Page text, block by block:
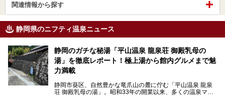
関連情報から探す
静岡県のニフティ温泉ニュース
静岡のガチな秘湯「平山温泉 龍泉荘 御殿乳母の
湯」を徹底レポート！極上湯から館内グルメまで魅
力満載
静岡市葵区、自然豊かな竜爪山の麓に佇む「平山温泉 龍泉
荘 御殿乳母の湯」。昭和33年の開業以来、多くの温泉マニ